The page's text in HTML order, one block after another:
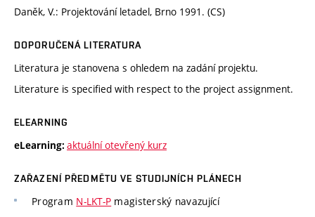
Daněk, V.: Projektování letadel, Brno 1991. (CS)
DOPORUČENÁ LITERATURA
Literatura je stanovena s ohledem na zadání projektu.
Literature is specified with respect to the project assignment.
ELEARNING
eLearning: aktuální otevřený kurz
ZAŘAZENÍ PŘEDMĚTU VE STUDIJNÍCH PLÁNECH
Program N-LKT-P magisterský navazující